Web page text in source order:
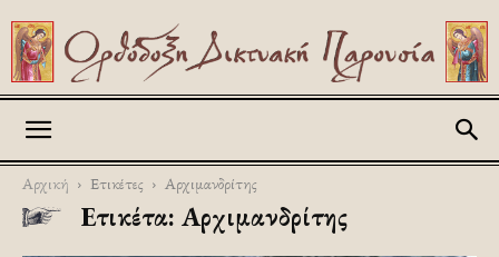
Αρχική Ετικέτες Αρχιμανδρίτης
Ετικέτα: Αρχιμανδρίτης